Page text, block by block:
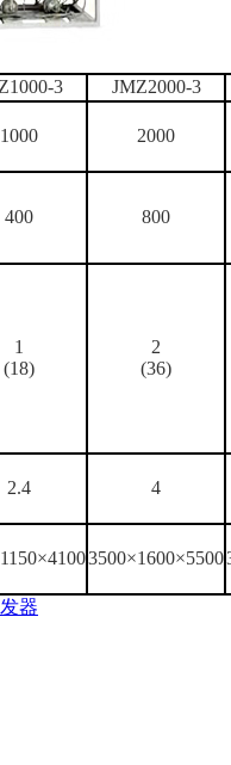
3
JMZ2000-3
1000 2000
400 800
1
(18)
2
(36)
2.4 4
3500×1600×5500
器